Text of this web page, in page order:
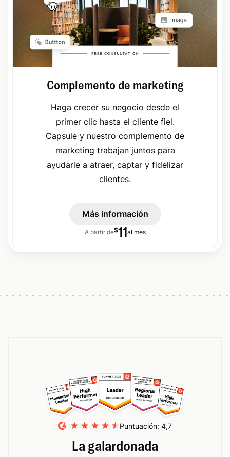
Complemento de marketing
Haga crecer su negocio desde el
primer clic hasta el cliente fiel.
Capsule y nuestro complemento de
marketing trabajan juntos para
ayudarle a atraer, captar y fidelizar
clientes.
Más información
A partir de$11al mes
Puntuación: 4,7
La galardonada